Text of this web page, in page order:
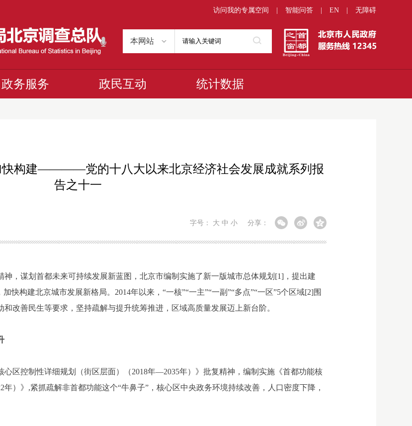
访问我的专属空间 智能问答 EN 无障碍
政务服务 政民互动 统计数据
快构建————党的十八大以来北京经济社会发展成就系列报
告之十一
字号： 大 中 小 分享：
，谋划首都未来可持续发展新蓝图，北京市编制实施了新一版城市总体规划[1]，提出建
快构建北京城市发展新格局。2014年以来，“一核”“一主”“一副”“多点”“一区”5个区域[2]围
改善民生等要求，坚持疏解与提升统筹推进，区域高质量发展迈上新台阶。
区控制性详细规划（街区层面）（2018年—2035年）》批复精神，编制实施《首都功能核
）》,紧抓疏解非首都功能这个“牛鼻子”，核心区中央政务环境持续改善，人口密度下降，